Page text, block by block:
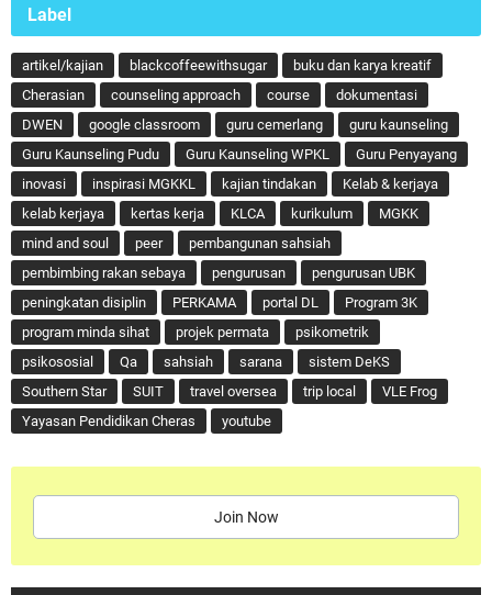
Label
artikel/kajian blackcoffeewithsugar
buku dan karya kreatif
Cherasian
counseling approach course
dokumentasi
DWEN
google classroom guru cemerlang
guru kaunseling
Guru Kaunseling Pudu
Guru Kaunseling WPKL
Guru Penyayang
inovasi
inspirasi MGKKL kajian tindakan
Kelab & kerjaya
kelab kerjaya
kertas kerja KLCA kurikulum
MGKK
mind and soul
peer
pembangunan sahsiah
pembimbing rakan sebaya
pengurusan
pengurusan UBK
peningkatan disiplin
PERKAMA portal DL
Program 3K
program minda sihat
projek permata
psikometrik
psikososial
Qa sahsiah sarana
sistem DeKS
Southern Star
SUIT travel oversea trip local
VLE Frog
Yayasan Pendidikan Cheras
youtube
Join Now